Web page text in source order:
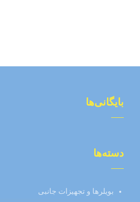
بایگانی‌ها
دسته‌ها
بویلرها و تجهیزات جانبی